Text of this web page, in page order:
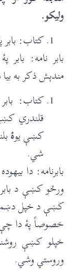
وليکو.
کتاب: بابر
بابر نامه:
مندېش ذکر به
کتاب:
قلندري
کښې يوۀ
شي.
بابرنامه: دا
ورځو کښې د
کښې د خپل دښمن
خصوصاً پۀ دا چې
خپلو کښې
وروستي وشي.